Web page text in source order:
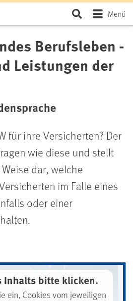
SeiteMenü
Berufsleben -
Leistungen der
für ihre Versicherten? Der
wie diese und stellt
dar, welche
im Falle eines
oder einer
Inhalts bitte klicken.
ein, Cookies vom jeweiligen